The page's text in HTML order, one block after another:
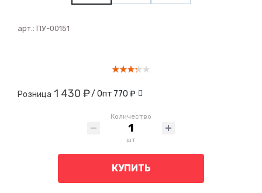
арт.: ПУ-00151
Розница 1 430 ₽/ Опт 770 ₽
Количество
шт
КУПИТЬ